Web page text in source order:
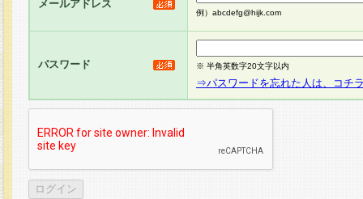
メールアドレス
例）abcdefg@hijk.com
パスワード ※ 半角英数字20文字以内
⇒パスワードを忘れた人は、コチ